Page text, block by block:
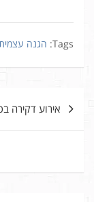
Tags: הגנה
אירוע דקירה